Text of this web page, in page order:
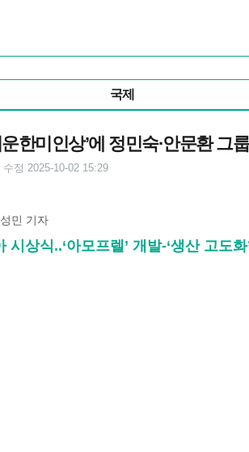
국제
한미인상’에 정민숙·안문환 그
수정 2025-10-02 15:29
민 기자
시상식..‘아모프렐’ 개발-‘생산 고도